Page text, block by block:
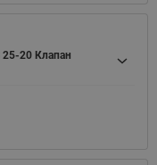
25-20 Клапан